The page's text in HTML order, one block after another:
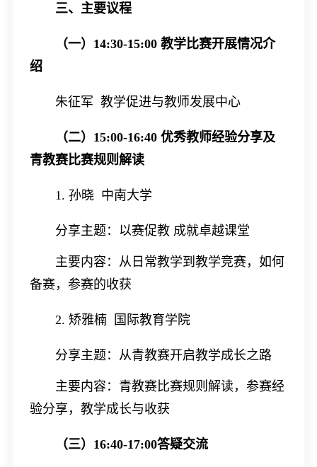
三、主要议程
（一） 14:30-15:00 教学比赛开展情况介
绍
朱征军 教学促进与教师发展中心
（二） 15:00-16:40 优秀教师经验分享及
青教赛比赛规则解读
1. 孙晓 中南大学
分享主题：以赛促教 成就卓越课堂
主要内容：从日常教学到教学竞赛，如何
备赛，参赛的收获
2. 矫雅楠 国际教育学院
分享主题：从青教赛开启教学成长之路
主要内容：青教赛比赛规则解读，参赛经
验分享，教学成长与收获
（三） 16:40-17:00答疑交流